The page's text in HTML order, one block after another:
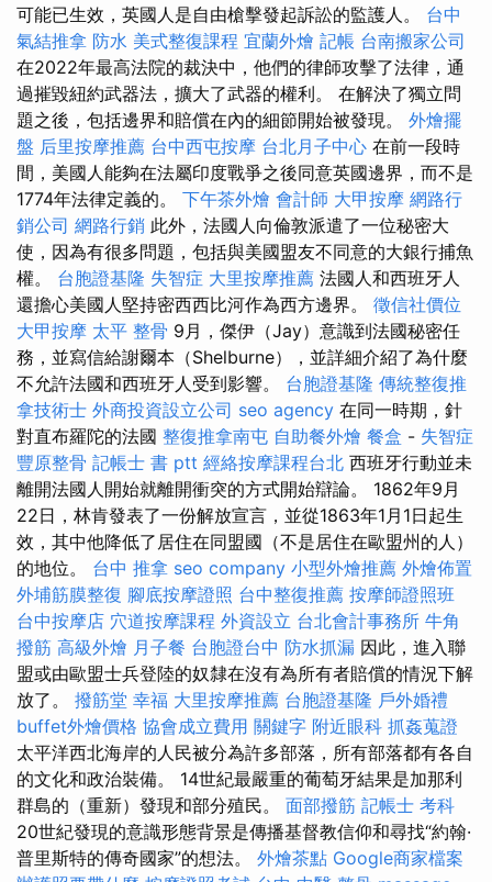
可能已生效，英國人是自由槍擊發起訴訟的監護人。 台中
氣結推拿 防水 美式整復課程 宜蘭外燴 記帳 台南搬家公司
在2022年最高法院的裁決中，他們的律師攻擊了法律，通
過摧毀紐約武器法，擴大了武器的權利。 在解決了獨立問
題之後，包括邊界和賠償在內的細節開始被發現。 外燴擺
盤 后里按摩推薦 台中西屯按摩 台北月子中心 在前一段時
間，美國人能夠在法屬印度戰爭之後同意英國邊界，而不是
1774年法律定義的。 下午茶外燴 會計師 大甲按摩 網路行
銷公司 網路行銷 此外，法國人向倫敦派遣了一位秘密大
使，因為有很多問題，包括與美國盟友不同意的大銀行捕魚
權。 台胞證基隆 失智症 大里按摩推薦 法國人和西班牙人
還擔心美國人堅持密西西比河作為西方邊界。 徵信社價位
大甲按摩 太平 整骨 9月，傑伊（Jay）意識到法國秘密任
務，並寫信給謝爾本（Shelburne），並詳細介紹了為什麼
不允許法國和西班牙人受到影響。 台胞證基隆 傳統整復推
拿技術士 外商投資設立公司 seo agency 在同一時期，針
對直布羅陀的法國 整復推拿南屯 自助餐外燴 餐盒 - 失智症
豐原整骨 記帳士 書 ptt 經絡按摩課程台北 西班牙行動並未
離開法國人開始就離開衝突的方式開始辯論。 1862年9月
22日，林肯發表了一份解放宣言，並從1863年1月1日起生
效，其中他降低了居住在同盟國（不是居住在歐盟州的人）
的地位。 台中 推拿 seo company 小型外燴推薦 外燴佈置
外埔筋膜整復 腳底按摩證照 台中整復推薦 按摩師證照班
台中按摩店 穴道按摩課程 外資設立 台北會計事務所 牛角
撥筋 高級外燴 月子餐 台胞證台中 防水抓漏 因此，進入聯
盟或由歐盟士兵登陸的奴隸在沒有為所有者賠償的情況下解
放了。 撥筋堂 幸福 大里按摩推薦 台胞證基隆 戶外婚禮
buffet外燴價格 協會成立費用 關鍵字 附近眼科 抓姦蒐證
太平洋西北海岸的人民被分為許多部落，所有部落都有各自
的文化和政治裝備。 14世紀最嚴重的葡萄牙結果是加那利
群島的（重新）發現和部分殖民。 面部撥筋 記帳士 考科
20世紀發現的意識形態背景是傳播基督教信仰和尋找“約翰·
普里斯特的傳奇國家”的想法。 外燴茶點 Google商家檔案